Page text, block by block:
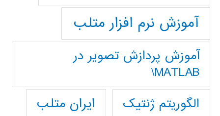
آموزش نرم افزار متلب
آموزش پردازش تصوير در
MATLAB\
الگوریتم ژنتیک
ایران متلب